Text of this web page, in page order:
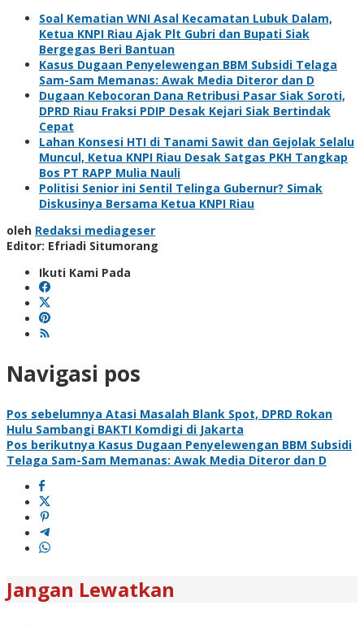
Soal Kematian WNI Asal Kecamatan Lubuk Dalam,
Ketua KNPI Riau Ajak Plt Gubri dan Bupati Siak
Bergegas Beri Bantuan
Kasus Dugaan Penyelewengan BBM Subsidi Telaga
Sam-Sam Memanas: Awak Media Diteror dan D
Dugaan Kebocoran Dana Retribusi Pasar Siak Soroti,
DPRD Riau Fraksi PDIP Desak Kejari Siak Bertindak
Cepat
Lahan Konsesi HTI di Tanami Sawit dan Gejolak Selalu
Muncul, Ketua KNPI Riau Desak Satgas PKH Tangkap
Bos PT RAPP Mulia Nauli
Politisi Senior ini Sentil Telinga Gubernur? Simak
Diskusinya Bersama Ketua KNPI Riau
oleh Redaksi mediageser
Editor: Efriadi Situmorang
Ikuti Kami Pada
Navigasi pos
Pos sebelumnya Atasi Masalah Blank Spot, DPRD Rokan
Hulu Sambangi BAKTI Komdigi di Jakarta
Pos berikutnya Kasus Dugaan Penyelewengan BBM Subsidi
Telaga Sam-Sam Memanas: Awak Media Diteror dan D
Jangan Lewatkan